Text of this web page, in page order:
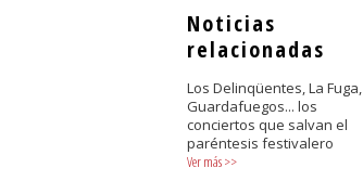
Noticias
relacionadas
Los Delinqüentes, La Fuga,
Guardafuegos... los
conciertos que salvan el
paréntesis festivalero
Ver más>>